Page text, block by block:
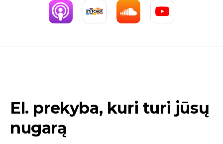
El. prekyba, kuri turi jūsų
nugarą